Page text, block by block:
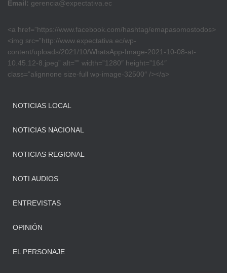
Email: gerencia@expectativa.ec
<a href=”https://www.facebook.com/hashtag/emapasomostodos>
<img src=”http://www.expectativa.ec/wp-
content/uploads/2021/10/WhatsApp-Image-2021-10-08-at-
10.45.12-8.jpeg” alt=”” width=”1280″ height=”164″
class=”alignnone size-full wp-image-32500″ /></a>
NOTICIAS LOCAL
NOTICIAS NACIONAL
NOTICIAS REGIONAL
NOTI AUDIOS
ENTREVISTAS
OPINIÓN
EL PERSONAJE